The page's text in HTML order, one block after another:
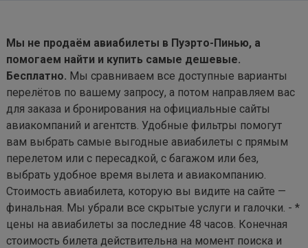
Мы не продаём авиабилеты в Пуэрто-Пинью, а
помогаем найти и купить самые дешевые.
Бесплатно. Мы сравниваем все доступные варианты
перелётов по вашему запросу, а потом направляем вас
для заказа и бронирования на официальные сайты
авиакомпаний и агентств. Удобные фильтры помогут
вам выбрать самые выгодные авиабилеты с прямым
перелетом или с пересадкой, с багажом или без,
выбрать удобное время вылета и авиакомпанию.
Стоимость авиабилета, которую вы видите на сайте —
финальная. Мы убрали все скрытые услуги и галочки. - *
цены на авиабилеты за последние 48 часов. Конечная
стоимость билета действительна на момент поиска и